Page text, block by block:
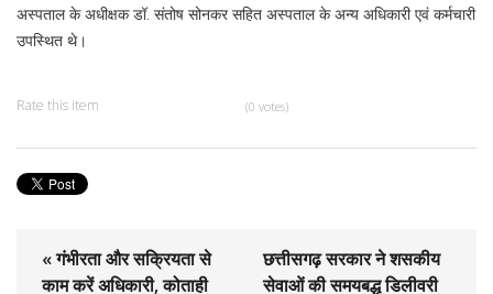
अस्पताल के अधीक्षक डॉ. संतोष सोनकर सहित अस्पताल के अन्य अधिकारी एवं कर्मचारी
उपस्थित थे।
Rate this item (0 votes)
« गंभीरता और सक्रियता से
काम करें अधिकारी, कोताही
छत्तीसगढ़ सरकार ने शसकीय
सेवाओं की समयबद्ध डिलीवरी